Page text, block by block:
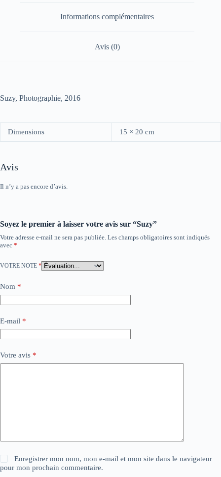
Informations complémentaires
Avis (0)
Suzy, Photographie, 2016
Dimensions 15 × 20 cm
Avis
Il n’y a pas encore d’avis.
Soyez le premier à laisser votre avis sur “Suzy”
Votre adresse e-mail ne sera pas publiée. Les champs obligatoires sont indiqués
avec *
VOTRE NOTE *
Nom *
E-mail *
Votre avis *
Enregistrer mon nom, mon e-mail et mon site dans le navigateur
pour mon prochain commentaire.